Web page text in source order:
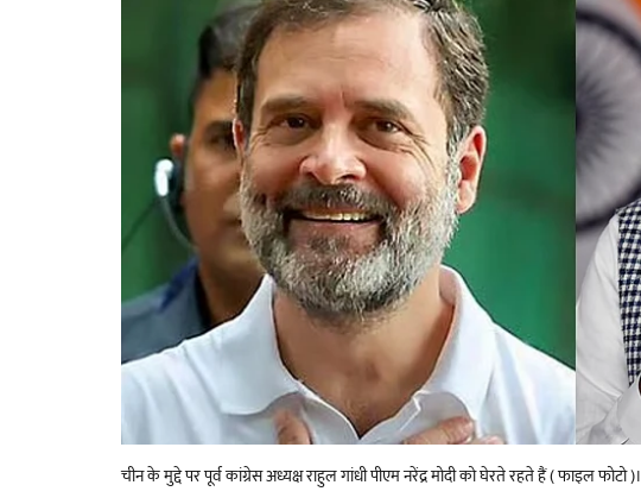
चीन के मुद्दे पर पूर्व कांग्रेस अध्यक्ष राहुल गांधी पीएम नरेंद्र मोदी को घेरते रहते हैं ( फाइल फोटो )।